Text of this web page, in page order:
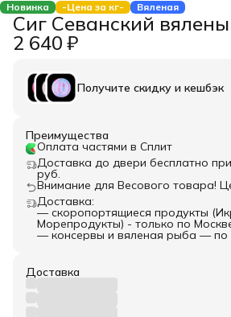
Новинка -Цена за кг- Вяленая
Сиг Севанский
2 640 ₽
Получите скидку и кешбэк
Преимущества
Оплата частями в Сплит
Доставка до двери бесплатно
руб.
Внимание для Весового товара!
Доставка:
— скоропортящиеся продукты
Морепродукты) - только по
— консервы и вяленая рыба — по
Доставка